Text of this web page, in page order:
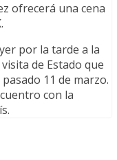
ofrecerá una cena
por la tarde a la
de Estado que
11 de marzo.
con la